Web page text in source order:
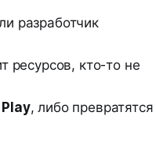
разработчик
ресурсов, кто-то не
, либо превратятся